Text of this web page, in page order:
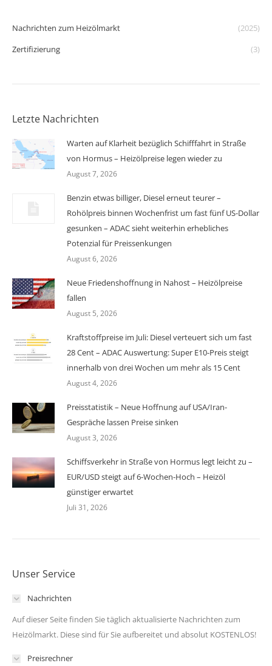
Nachrichten zum Heizölmarkt
(2025)
Zertifizierung
(3)
Letzte Nachrichten
Warten auf Klarheit bezüglich Schifffahrt in Straße
von Hormus – Heizölpreise legen wieder zu
August 7, 2026
Benzin etwas billiger, Diesel erneut teurer –
Rohölpreis binnen Wochenfrist um fast fünf US-Dollar
gesunken – ADAC sieht weiterhin erhebliches
Potenzial für Preissenkungen
August 6, 2026
Neue Friedenshoffnung in Nahost – Heizölpreise
fallen
August 5, 2026
Kraftstoffpreise im Juli: Diesel verteuert sich um fast
28 Cent – ADAC Auswertung: Super E10-Preis steigt
innerhalb von drei Wochen um mehr als 15 Cent
August 4, 2026
Preisstatistik – Neue Hoffnung auf USA/Iran-
Gespräche lassen Preise sinken
August 3, 2026
Schiffsverkehr in Straße von Hormus legt leicht zu –
EUR/USD steigt auf 6-Wochen-Hoch – Heizöl
günstiger erwartet
Juli 31, 2026
Unser Service
Nachrichten
Auf dieser Seite finden Sie täglich aktualisierte Nachrichten zum
Heizölmarkt. Diese sind für Sie aufbereitet und absolut KOSTENLOS!
Preisrechner